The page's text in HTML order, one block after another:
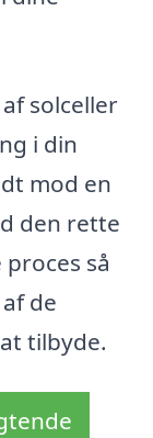
solceller
i din
mod en
den rette
så
de
tilbyde.